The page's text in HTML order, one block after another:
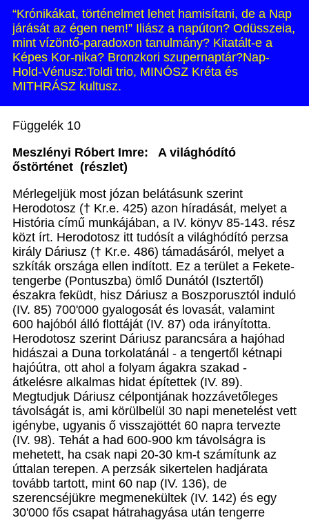
“Krónikákat, történelmet lehet hamisítani, de a Nap
járását az égen nem!” Iliász a napúton? Odüsszeia,
mint vízöntő-paradoxon tanulmány? Kitatált-e a
Képes Kor-nika? Bronzkori szupernaptár?Nap-
Hold-Vénusz:Toldi trio, MINÓSZ Kréta és
MITHRÁSZ kultusz.
Függelék 10
Meszlényi Róbert Imre: A világhódító
őstörténet (részlet)
Mérlegeljük most józan belátásunk szerint
Herodotosz († Kr.e. 425) azon híradását, melyet a
História című munkájában, a IV. könyv 85-143. rész
közt írt. Herodotosz itt tudósít a világhódító perzsa
király Dáriusz († Kr.e. 486) támadásáról, melyet a
szkíták országa ellen indított. Ez a terület a Fekete-
tengerbe (Pontuszba) ömlő Dunától (Isztertől)
északra feküdt, hisz Dáriusz a Boszporusztól induló
(IV. 85) 700'000 gyalogosát és lovasát, valamint
600 hajóból álló flottáját (IV. 87) oda irányította.
Herodotosz szerint Dáriusz parancsára a hajóhad
hidászai a Duna torkolatánál - a tengertől kétnapi
hajóútra, ott ahol a folyam ágakra szakad -
átkelésre alkalmas hidat építettek (IV. 89).
Megtudjuk Dáriusz célpontjának hozzávetőleges
távolságát is, ami körülbelül 30 napi menetelést vett
igénybe, ugyanis ő visszajöttét 60 napra tervezte
(IV. 98). Tehát a had 600-900 km távolságra is
mehetett, ha csak napi 20-30 km-t számítunk az
úttalan terepen. A perzsák sikertelen hadjárata
tovább tartott, mint 60 nap (IV. 136), de
szerencséjükre megmenekültek (IV. 142) és egy
30'000 fős csapat hátrahagyása után tengerre